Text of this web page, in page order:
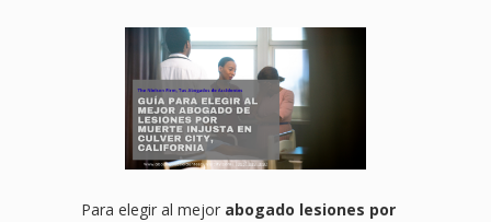
Para elegir al mejor abogado lesiones por